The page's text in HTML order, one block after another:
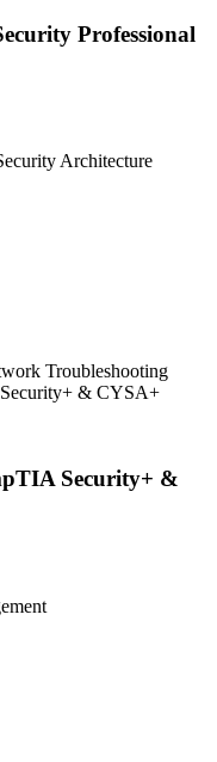
Professional
Architecture
Troubleshooting
Security+ &